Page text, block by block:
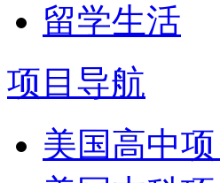
留学生活
项目导航
美国高中项